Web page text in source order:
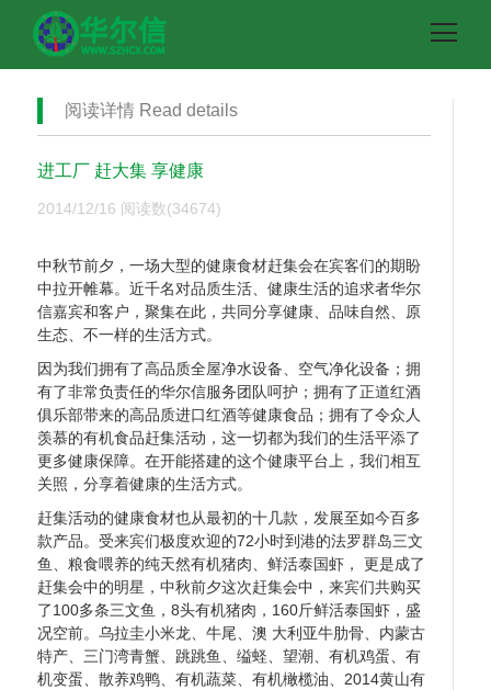
阅读详情 Read details
进工厂 赶大集 享健康
2014/12/16 阅读数(34674)
中秋节前夕，一场大型的健康食材赶集会在宾客们的期盼
中拉开帷幕。近千名对品质生活、健康生活的追求者华尔
信嘉宾和客户，聚集在此，共同分享健康、品味自然、原
生态、不一样的生活方式。
因为我们拥有了高品质全屋净水设备、空气净化设备；拥
有了非常负责任的华尔信服务团队呵护；拥有了正道红酒
俱乐部带来的高品质进口红酒等健康食品；拥有了令众人
羡慕的有机食品赶集活动，这一切都为我们的生活平添了
更多健康保障。在开能搭建的这个健康平台上，我们相互
关照，分享着健康的生活方式。
赶集活动的健康食材也从最初的十几款，发展至如今百多
款产品。受来宾们极度欢迎的72小时到港的法罗群岛三文
鱼、粮食喂养的纯天然有机猪肉、鲜活泰国虾， 更是成了
赶集会中的明星，中秋前夕这次赶集会中，来宾们共购买
了100多条三文鱼，8头有机猪肉，160斤鲜活泰国虾，盛
况空前。乌拉圭小米龙、牛尾、澳 大利亚牛肋骨、内蒙古
特产、三门湾青蟹、跳跳鱼、缢蛏、望潮、有机鸡蛋、有
机变蛋、散养鸡鸭、有机蔬菜、有机橄榄油、2014黄山有